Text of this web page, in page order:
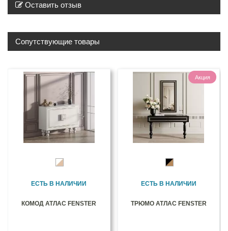
Оставить отзыв
Сопутствующие товары
ЕСТЬ В НАЛИЧИИ
КОМОД АТЛАС FENSTER
Акция
ЕСТЬ В НАЛИЧИИ
ТРЮМО АТЛАС FENSTER